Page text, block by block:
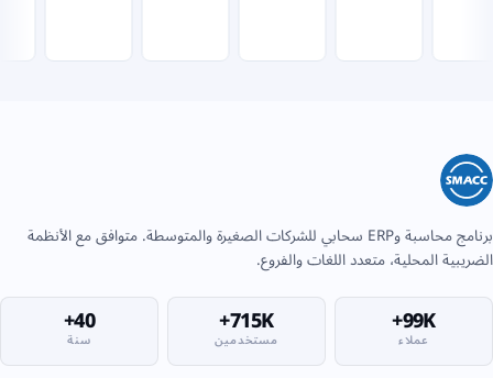
برنامج محاسبة وERP سحابي للشركات الصغيرة والمتوسطة. متوافق مع الأنظمة
الضريبية المحلية، متعدد اللغات والفروع.
99K+
عملاء 715K+
مستخدمين 40+
سنة